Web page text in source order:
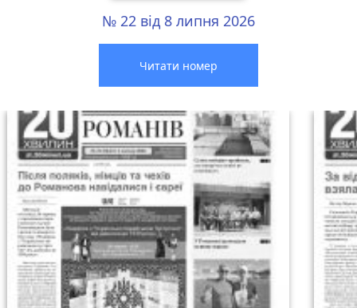
№ 22 від 8 липня 2026
Читати номер